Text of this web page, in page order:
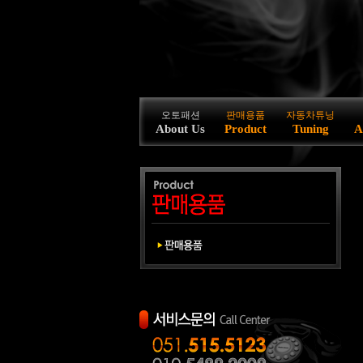
오토패션
About Us
판매용품
Product
자동차튜닝
Tuning